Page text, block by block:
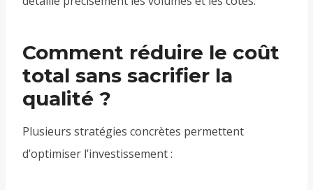
Comment réduire le coût
total sans sacrifier la
qualité ?
Plusieurs stratégies concrètes permettent
d’optimiser l’investissement :